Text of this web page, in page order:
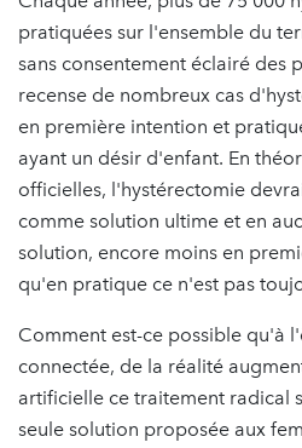
pratiquées sur l'ensemble du
sans consentement éclairé des
recense de nombreux cas
en première intention et
ayant un désir d'enfant. En
officielles, l'hystérectomie
comme solution ultime et en
solution, encore moins en
qu'en pratique ce n'est pas
Comment est-ce possible qu'à
connectée, de la réalité
artificielle ce traitement radical
seule solution proposée aux